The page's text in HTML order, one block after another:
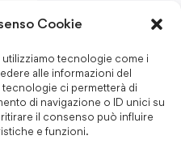
Cookie
tecnologie come i
alle informazioni del
ci permetterà di
di navigazione o ID unici su
il consenso può influire
e funzioni.